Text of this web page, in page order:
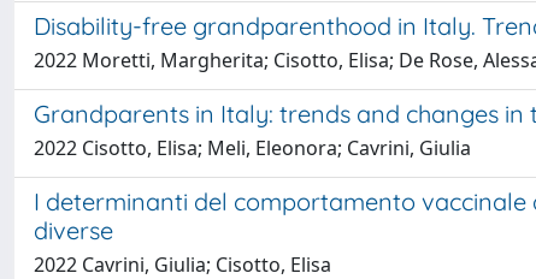
Disability-free grandparenthood in Italy.
2022 Moretti, Margherita; Cisotto, Elisa; De Rose,
Grandparents in Italy: trends and changes
2022 Cisotto, Elisa; Meli, Eleonora; Cavrini, Giulia
I determinanti del comportamento vaccinale
diverse
2022 Cavrini, Giulia; Cisotto, Elisa